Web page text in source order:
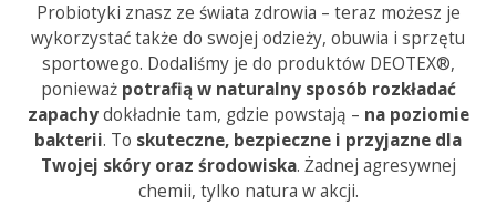
Probiotyki znasz ze świata zdrowia – teraz możesz je
wykorzystać także do swojej odzieży, obuwia i sprzętu
sportowego. Dodaliśmy je do produktów DEOTEX®,
ponieważ potrafią w naturalny sposób rozkładać
zapachydokładnie tam, gdzie powstają – na poziomie
bakterii. To skuteczne, bezpieczne i przyjazne dla
Twojej skóry oraz środowiska. Żadnej agresywnej
chemii, tylko natura w akcji.